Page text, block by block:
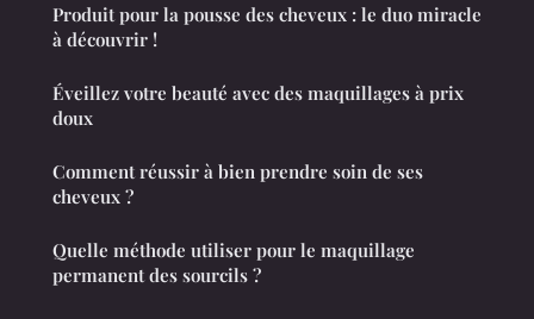
Produit pour la pousse des cheveux : le duo miracle
à découvrir !
Éveillez votre beauté avec des maquillages à prix
doux
Comment réussir à bien prendre soin de ses
cheveux ?
Quelle méthode utiliser pour le maquillage
permanent des sourcils ?